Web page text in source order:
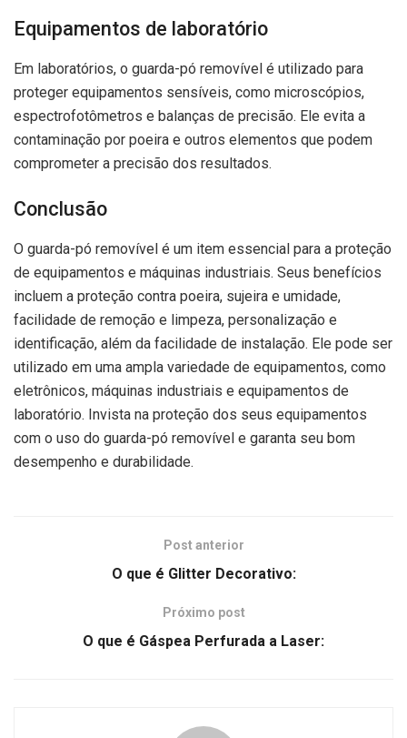
Equipamentos de laboratório
Em laboratórios, o guarda-pó removível é utilizado para
proteger equipamentos sensíveis, como microscópios,
espectrofotômetros e balanças de precisão. Ele evita a
contaminação por poeira e outros elementos que podem
comprometer a precisão dos resultados.
Conclusão
O guarda-pó removível é um item essencial para a proteção
de equipamentos e máquinas industriais. Seus benefícios
incluem a proteção contra poeira, sujeira e umidade,
facilidade de remoção e limpeza, personalização e
identificação, além da facilidade de instalação. Ele pode ser
utilizado em uma ampla variedade de equipamentos, como
eletrônicos, máquinas industriais e equipamentos de
laboratório. Invista na proteção dos seus equipamentos
com o uso do guarda-pó removível e garanta seu bom
desempenho e durabilidade.
Post anterior
O que é Glitter Decorativo:
Próximo post
O que é Gáspea Perfurada a Laser: